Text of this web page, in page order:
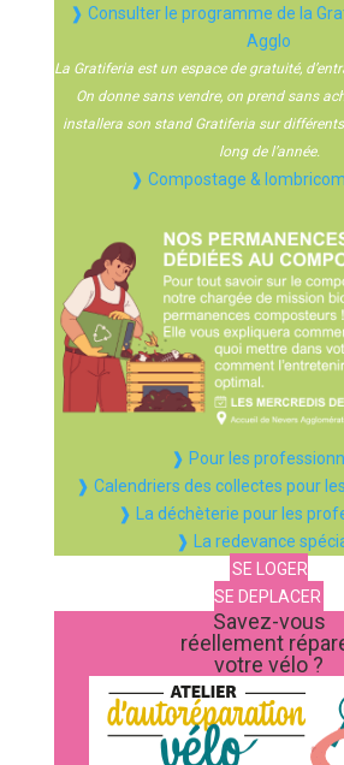
❱ Consulter le programme de la
Agglo
La Gratiferia est un espace de gratuité,
On donne sans vendre, on prend sans
installera son stand Gratiferia sur
long de l’année.
❱ Compostage &
❱ Pour les
❱ Calendriers des collectes pour
❱ La déchèterie pour les
❱ La redevance
SE LOGER
SE DEPLACER
Savez-vous
réellement
votre vélo ?